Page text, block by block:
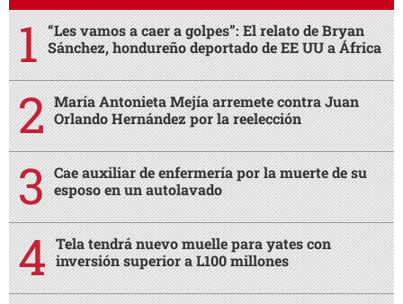
“Les vamos a caer a golpes”: El relato de Bryan
Sánchez, hondureño deportado de EE UU a África
María Antonieta Mejía arremete contra Juan
Orlando Hernández por la reelección
Cae auxiliar de enfermería por la muerte de su
esposo en un autolavado
Tela tendrá nuevo muelle para yates con
inversión superior a L100 millones